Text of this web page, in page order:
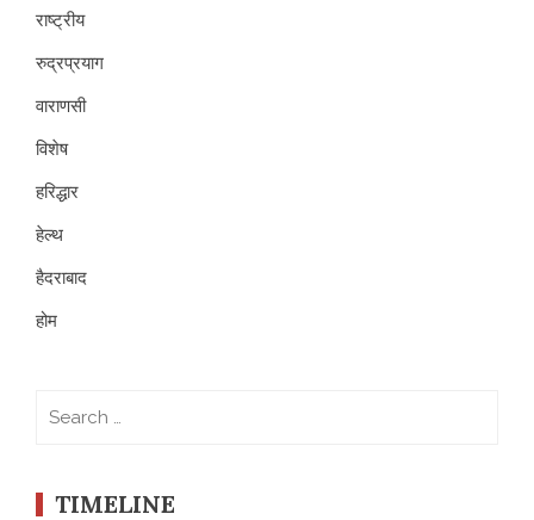
राष्ट्रीय
रुद्रप्रयाग
वाराणसी
विशेष
हरिद्धार
हेल्थ
हैदराबाद
होम
TIMELINE